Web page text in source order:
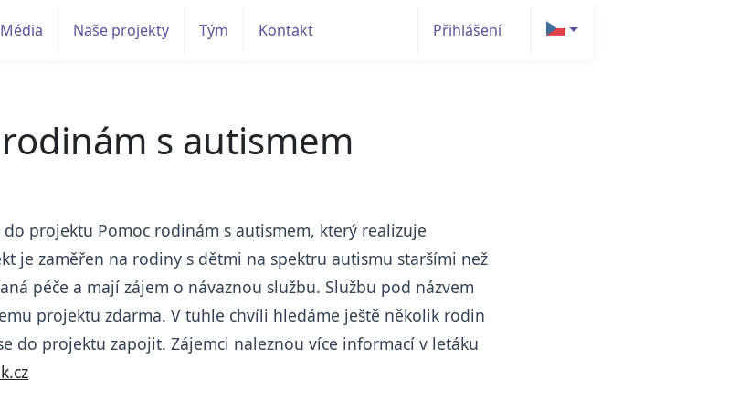
Média Naše projekty Tým Kontakt Přihlášení
s autismem
projektu Pomoc rodinám s autismem, který realizuje
je zaměřen na rodiny s dětmi na spektru autismu staršími než
péče a mají zájem o návaznou službu. Službu pod názvem
projektu zdarma. V tuhle chvíli hledáme ještě několik rodin
do projektu zapojit. Zájemci naleznou více informací v letáku